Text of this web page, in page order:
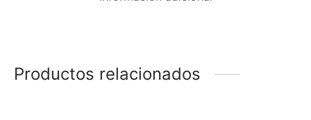
Productos relacionados